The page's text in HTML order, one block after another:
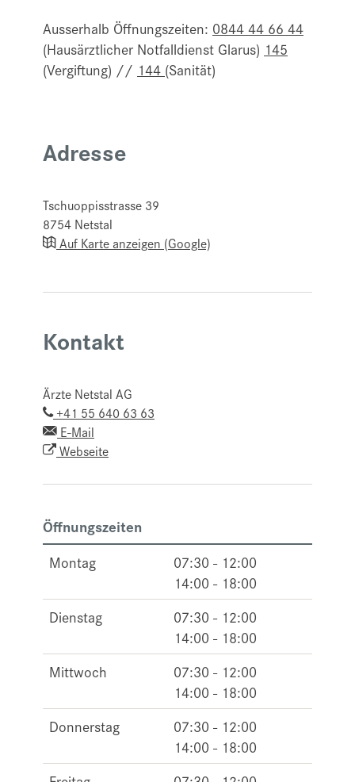
Ausserhalb Öffnungszeiten: 0844 44 66 44
(Hausärztlicher Notfalldienst Glarus) 145
(Vergiftung) // 144 (Sanität)
Adresse
Tschuoppisstrasse 39
8754 Netstal
Auf Karte anzeigen (Google)
Kontakt
Ärzte Netstal AG
+41 55 640 63 63
E-Mail
Webseite
Öffnungszeiten
Montag
07:30 - 12:00
14:00 - 18:00
Dienstag
07:30 - 12:00
14:00 - 18:00
Mittwoch
07:30 - 12:00
14:00 - 18:00
Donnerstag
07:30 - 12:00
14:00 - 18:00